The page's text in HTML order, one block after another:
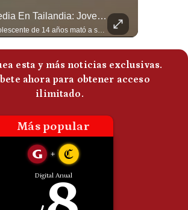
Tragedia En Tailandia: Joven De 14 Años Ataca A Su Familia Y Colegio | Gestión Mundo
Un adolescente de 14 años mató a sus abuelos y luego atacó su colegio de secundaria en Tailandia, dejando cinco fallecidos adicionales y más de 30 heridos antes de quitarse la vida. Según las autoridades y el primer ministro Anutin Charnvirakul, el hecho habría sido motivado por estrés académico extremo. El suceso reabre el debate sobre la alta posesión de armas de fuego en el país asiático. #Tailandia #Noticias #UltimaHora #NoticiasInternacionales #Shorts 👉 Suscríbete y activa la campana para no perderte nuestro análisis diario. 🌎 Síguenos en nuestras redes sociales: 📌 Web oficial: https://gestion.pe/mundo/ 📌 LinkedIn: http://bit.ly/3HYIET0 📌 X (Twitter): http://bit.ly/4noZtX9 📌 TikTok: http://bit.ly/4evB6TO